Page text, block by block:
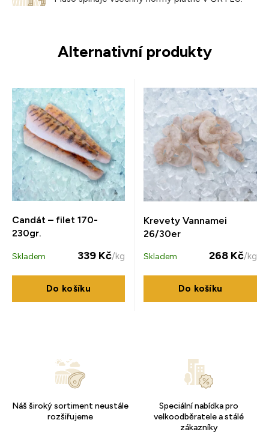
Alternativní produkty
Candát – filet 170-
230gr.
Skladem 339 Kč/kg
Do košíku
Krevety Vannamei
26/30er
Skladem 268 Kč/kg
Do košíku
Náš široký sortiment neustále
rozšiřujeme
Speciální nabídka pro
velkoodběratele a stálé
zákazníky